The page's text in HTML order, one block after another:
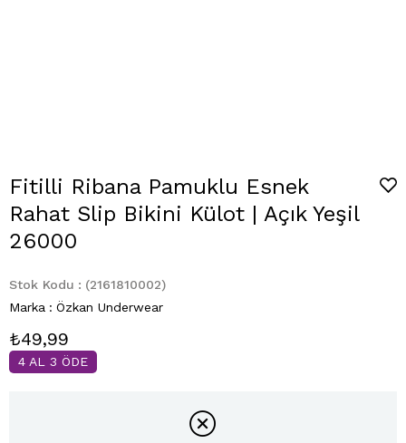
Fitilli Ribana Pamuklu Esnek
Rahat Slip Bikini Külot | Açık Yeşil
26000
Stok Kodu
(2161810002)
Marka : Özkan Underwear
₺49,99
4 AL 3 ÖDE